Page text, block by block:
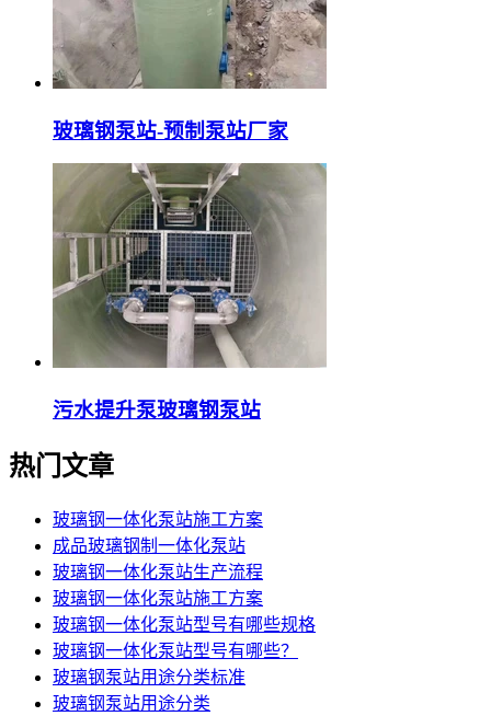
玻璃钢泵站-预制泵站厂家
污水提升泵玻璃钢泵站
热门文章
玻璃钢一体化泵站施工方案
成品玻璃钢制一体化泵站
玻璃钢一体化泵站生产流程
玻璃钢一体化泵站施工方案
玻璃钢一体化泵站型号有哪些规格
玻璃钢一体化泵站型号有哪些？
玻璃钢泵站用途分类标准
玻璃钢泵站用途分类